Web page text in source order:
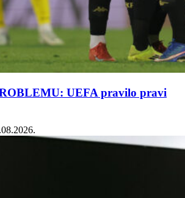
UEFA pravilo pravi